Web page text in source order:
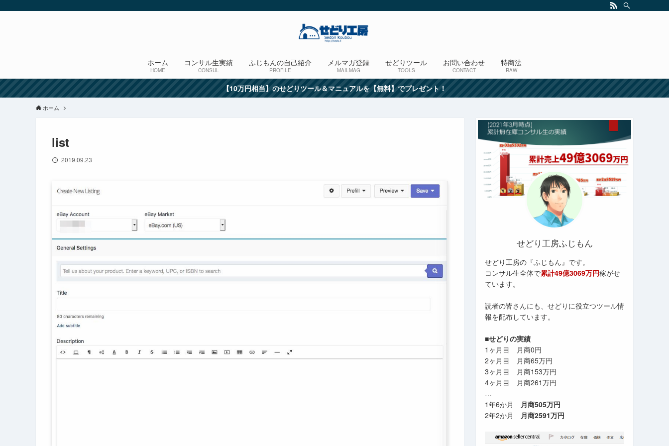
ホーム
HOME
コンサル生実績
CONSUL
ふじもんの自己紹介
PROFILE
メルマガ登録
MAILMAG
せどりツール
TOOLS
お問い合わせ
CONTACT
特商法
RAW
【10万円相当】のせどりツール＆マニュアルを【無料】でプレゼント！
ホーム
list
2019.09.23
せどり工房ふじもん
せどり工房の『ふじもん』です。
コンサル生全体で累計49億3069万円稼がせ
ています。
読者の皆さんにも、せどりに役立つツール情
報を配布しています。
■せどりの実績
1ヶ月目 月商0円
2ヶ月目 月商65万円
3ヶ月目 月商153万円
4ヶ月目 月商261万円
…
1年6か月 月商505万円
2年2か月 月商2591万円